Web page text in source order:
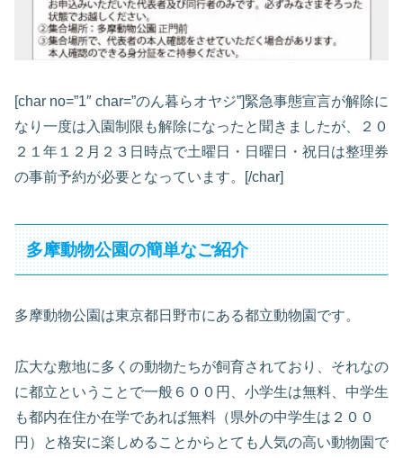
[char no=”1″ char=”のん暮らオヤジ”]緊急事態宣言が解除に
なり一度は入園制限も解除になったと聞きましたが、２０
２１年１２月２３日時点で土曜日・日曜日・祝日は整理券
の事前予約が必要となっています。[/char]
多摩動物公園の簡単なご紹介
多摩動物公園は東京都日野市にある都立動物園です。
広大な敷地に多くの動物たちが飼育されており、それなの
に都立ということで一般６００円、小学生は無料、中学生
も都内在住か在学であれば無料（県外の中学生は２００
円）と格安に楽しめることからとても人気の高い動物園で